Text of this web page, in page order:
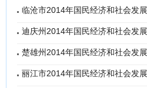
临沧市2014年国民经济和社会发
迪庆州2014年国民经济和社会发
楚雄州2014年国民经济和社会发
丽江市2014年国民经济和社会发